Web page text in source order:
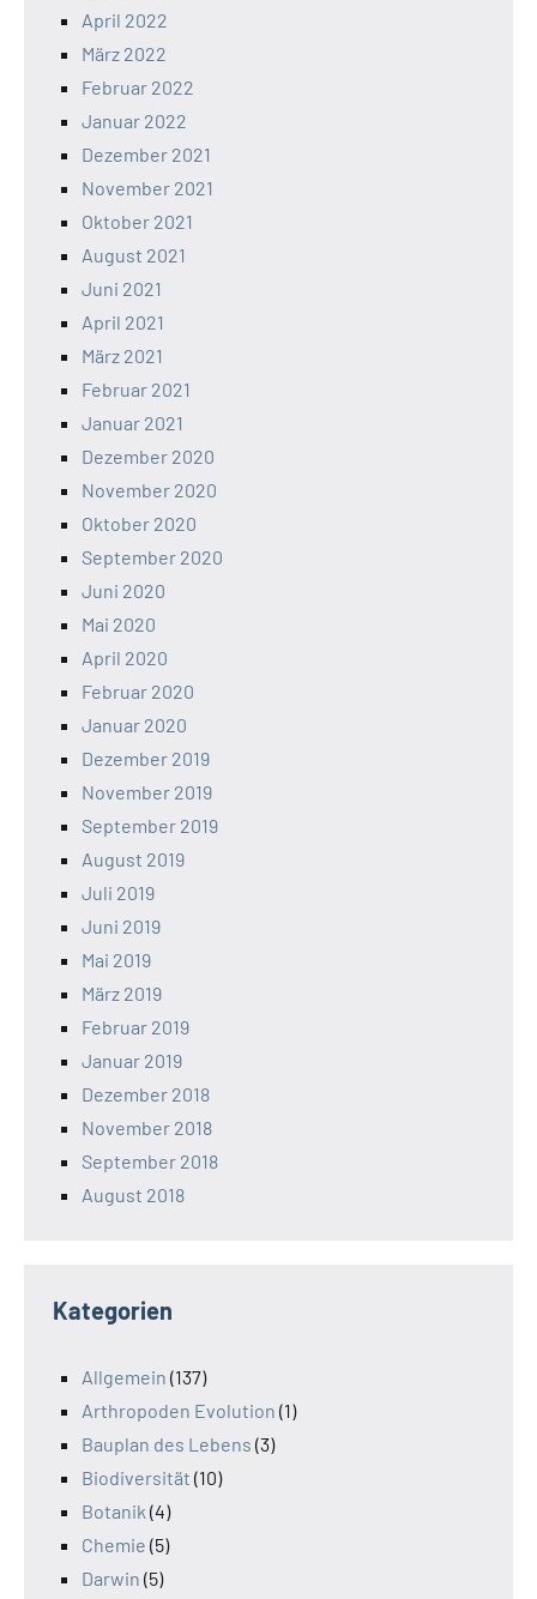
April 2022
März 2022
Februar 2022
Januar 2022
Dezember 2021
November 2021
Oktober 2021
August 2021
Juni 2021
April 2021
März 2021
Februar 2021
Januar 2021
Dezember 2020
November 2020
Oktober 2020
September 2020
Juni 2020
Mai 2020
April 2020
Februar 2020
Januar 2020
Dezember 2019
November 2019
September 2019
August 2019
Juli 2019
Juni 2019
Mai 2019
März 2019
Februar 2019
Januar 2019
Dezember 2018
November 2018
September 2018
August 2018
Kategorien
Allgemein (137)
Arthropoden Evolution (1)
Bauplan des Lebens (3)
Biodiversität (10)
Botanik (4)
Chemie (5)
Darwin (5)